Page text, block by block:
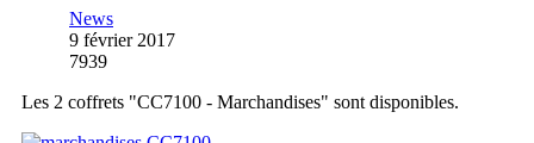
News
9 février 2017
7939
Les 2 coffrets "CC7100 - Marchandises" sont disponibles.